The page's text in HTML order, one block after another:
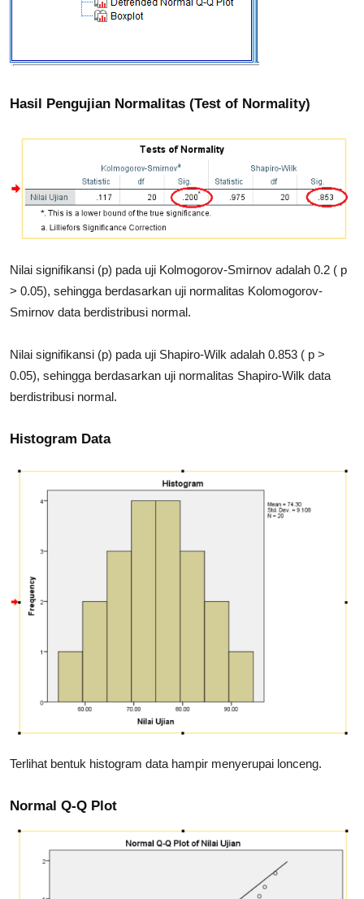
Hasil Pengujian Normalitas (Test of Normality)
Nilai signifikansi (p) pada uji Kolmogorov-Smirnov adalah 0.2 ( p
> 0.05), sehingga berdasarkan uji normalitas Kolomogorov-
Smirnov data berdistribusi normal.
Nilai signifikansi (p) pada uji Shapiro-Wilk adalah 0.853 ( p >
0.05), sehingga berdasarkan uji normalitas Shapiro-Wilk data
berdistribusi normal.
Histogram Data
Terlihat bentuk histogram data hampir menyerupai lonceng.
Normal Q-Q Plot